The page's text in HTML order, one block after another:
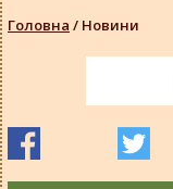
Головна / Новини